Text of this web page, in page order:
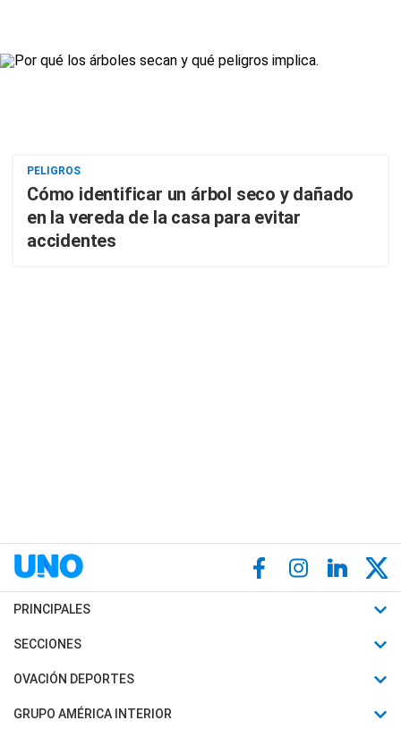
PELIGROS
Cómo identificar un árbol seco y dañado
en la vereda de la casa para evitar
accidentes
PRINCIPALES
Últimas Noticias
Política
SECCIONES
Horóscopo
Motores
OVACIÓN DEPORTES
Fútbol
GRUPO AMÉRICA INTERIOR